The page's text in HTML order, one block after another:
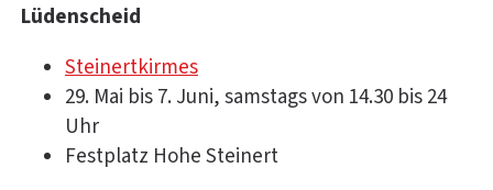
Lüdenscheid
Steinertkirmes
29. Mai bis 7. Juni, samstags von 14.30 bis 24
Uhr
Festplatz Hohe Steinert